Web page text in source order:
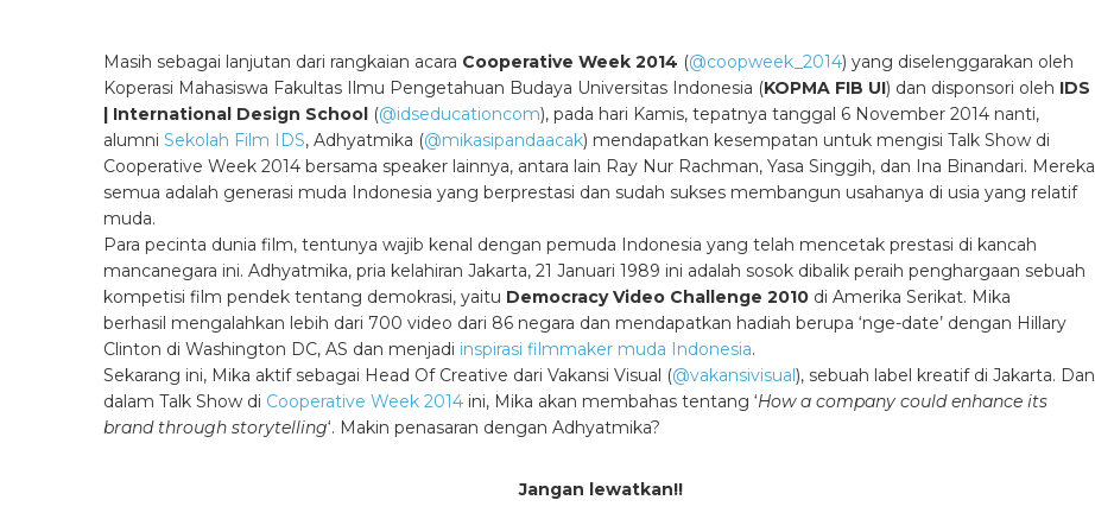
Masih sebagai lanjutan dari rangkaian acara Cooperative Week 2014 (@coopweek_2014) yang diselenggarakan oleh
Koperasi Mahasiswa Fakultas Ilmu Pengetahuan Budaya Universitas Indonesia (KOPMA FIB UI) dan disponsori oleh IDS
| International Design School (@idseducationcom), pada hari Kamis, tepatnya tanggal 6 November 2014 nanti,
alumni Sekolah Film IDS, Adhyatmika (@mikasipandaacak) mendapatkan kesempatan untuk mengisi Talk Show di
Cooperative Week 2014 bersama speaker lainnya, antara lain Ray Nur Rachman, Yasa Singgih, dan Ina Binandari. Mereka
semua adalah generasi muda Indonesia yang berprestasi dan sudah sukses membangun usahanya di usia yang relatif
muda.
Para pecinta dunia film, tentunya wajib kenal dengan pemuda Indonesia yang telah mencetak prestasi di kancah
mancanegara ini. Adhyatmika, pria kelahiran Jakarta, 21 Januari 1989 ini adalah sosok dibalik peraih penghargaan sebuah
kompetisi film pendek tentang demokrasi, yaitu Democracy Video Challenge 2010 di Amerika Serikat. Mika
berhasil mengalahkan lebih dari 700 video dari 86 negara dan mendapatkan hadiah berupa ‘nge-date’ dengan Hillary
Clinton di Washington DC, AS dan menjadi inspirasi filmmaker muda Indonesia.
Sekarang ini, Mika aktif sebagai Head Of Creative dari Vakansi Visual (@vakansivisual ), sebuah label kreatif di Jakarta. Dan
dalam Talk Show di Cooperative Week 2014 ini, Mika akan membahas tentang ‘How a company could enhance its
brand through storytelling‘. Makin penasaran dengan Adhyatmika?
Jangan lewatkan!!